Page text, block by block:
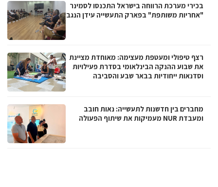
בכירי מערכת הרווחה בישראל התכנסו לסמינר
"אחריות משותפת" בפארק התעשייה עידן הנגב
רצף טיפולי ומעטפת מעצימה: מאוחדת מציינת
את שבוע ההנקה הבינלאומי בסדרת פעילויות
וסדנאות ייחודיות בבאר שבע והסביבה
מחברים בין חדשנות לתעשייה: נאות חובב
ומעבדת NUR מעמיקות את שיתוף הפעולה